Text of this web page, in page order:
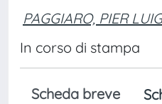
PAGGIARO, PIER
In corso di stampa
Scheda breve